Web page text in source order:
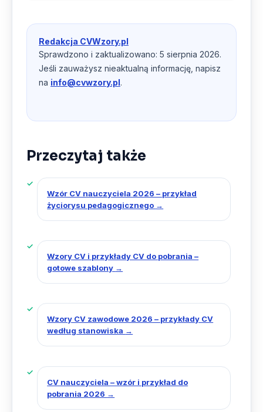
Redakcja CVWzory.pl
Sprawdzono i zaktualizowano: 5 sierpnia 2026.
Jeśli zauważysz nieaktualną informację, napisz
na info@cvwzory.pl.
Przeczytaj także
Wzór CV nauczyciela 2026 – przykład
życiorysu pedagogicznego →
Wzory CV i przykłady CV do pobrania –
gotowe szablony →
Wzory CV zawodowe 2026 – przykłady CV
według stanowiska →
CV nauczyciela – wzór i przykład do
pobrania 2026 →